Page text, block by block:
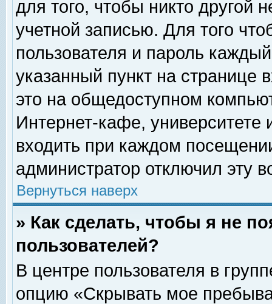
для того, чтобы никто другой
учетной записью. Для того
пользователя и пароль
указанный пункт на
это на общедоступном
Интернет-кафе, университете
входить при каждом
администратор отключил эту
Вернуться наверх
» Как сделать, чтобы я не
пользователей?
В центре пользователя в
опцию «Скрывать мое